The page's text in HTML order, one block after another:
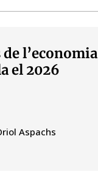
de l’economia
el 2026
Aspachs